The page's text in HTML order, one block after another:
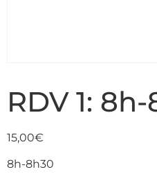
RDV 1:
15,00€
8h-8h30